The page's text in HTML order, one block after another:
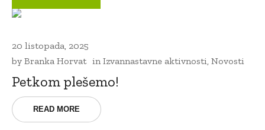
20 listopada, 2025
by Branka Horvat inIzvannastavne aktivnosti, Novosti
Petkom plešemo!
READ MORE